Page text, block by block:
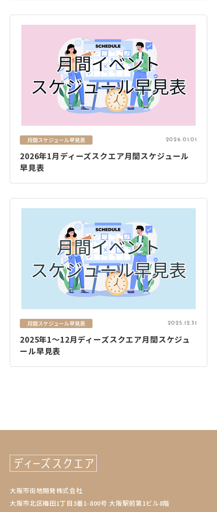
月間スケジュール早見表 2026.01.01
2026年1月ディーズスクエア月間スケジュール
早見表
月間スケジュール早見表 2025.12.31
2025年1～12月ディーズスクエア月間スケジュ
ール早見表
大阪市街地開発株式会社
大阪市北区梅田1丁目3番1-800号 大阪駅前第1ビル8階